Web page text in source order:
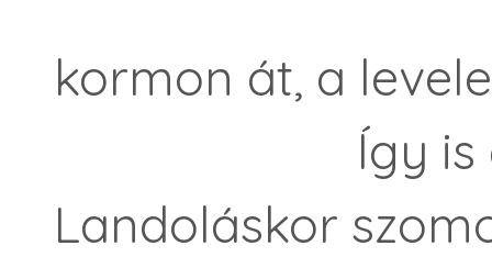
kormon át, a
Így is
Landoláskor